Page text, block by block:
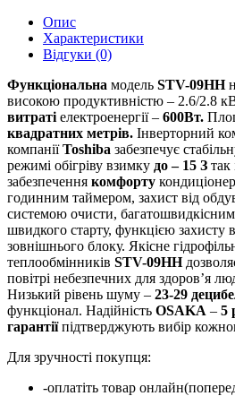
Опис
Характеристики
Відгуки (0)
Функціональна модель STV-09HH
високою продуктивністю – 2.6/2.8
витраті електроенергії – 600Вт.
квадратних метрів. Інверторний
компаніїToshiba забезпечує
режимі обігріву взимку до – 15 З так
забезпечення комфорту кондиціонер
годинним таймером, захист від
системою очисти,
швидкого старту, функцією захисту
зовнішнього блоку. Якісне
теплообмінників STV-09HH
повітрі небезпечних для здоров’я
Низький рівень шуму – 23-29
функціонал. Надійність OSAKA – 5
гарантіїпідтверджують вибір
Для зручності покупця:
-оплатіть товар